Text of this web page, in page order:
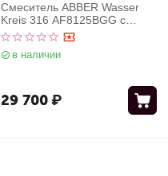
Смеситель ABBER Wasser
Kreis 316 AF8125BGG с
гигиеническим душем,
брашированная оружейная
сталь
в наличии
29 700₽